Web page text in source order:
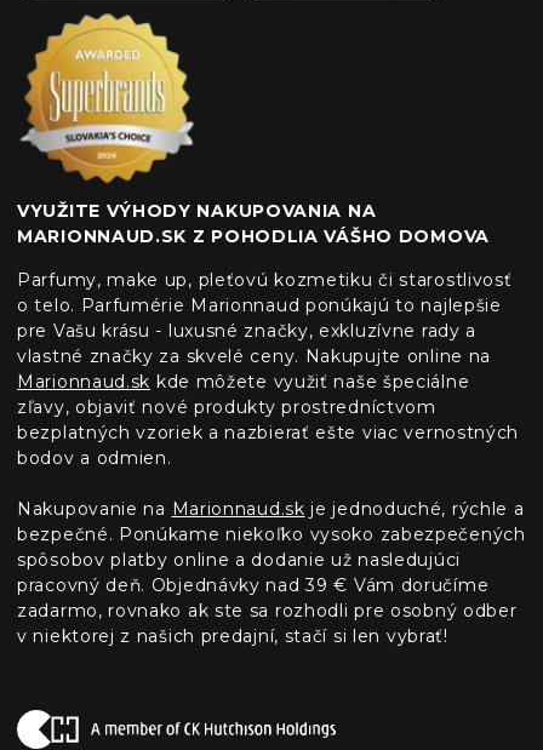
VYUŽITE VÝHODY NAKUPOVANIA NA
MARIONNAUD.SK Z POHODLIA VÁŠHO DOMOVA
Parfumy, make up, pleťovú kozmetiku či starostlivosť
o telo. Parfumérie Marionnaud ponúkajú to najlepšie
pre Vašu krásu - luxusné značky, exkluzívne rady a
vlastné značky za skvelé ceny. Nakupujte online na
Marionnaud.sk kde môžete využiť naše špeciálne
zľavy, objaviť nové produkty prostredníctvom
bezplatných vzoriek a nazbierať ešte viac vernostných
bodov a odmien.
Nakupovanie na Marionnaud.sk je jednoduché, rýchle a
bezpečné. Ponúkame niekoľko vysoko zabezpečených
spôsobov platby online a dodanie už nasledujúci
pracovný deň. Objednávky nad 39 € Vám doručíme
zadarmo, rovnako ak ste sa rozhodli pre osobný odber
v niektorej z našich predajní, stačí si len vybrať!